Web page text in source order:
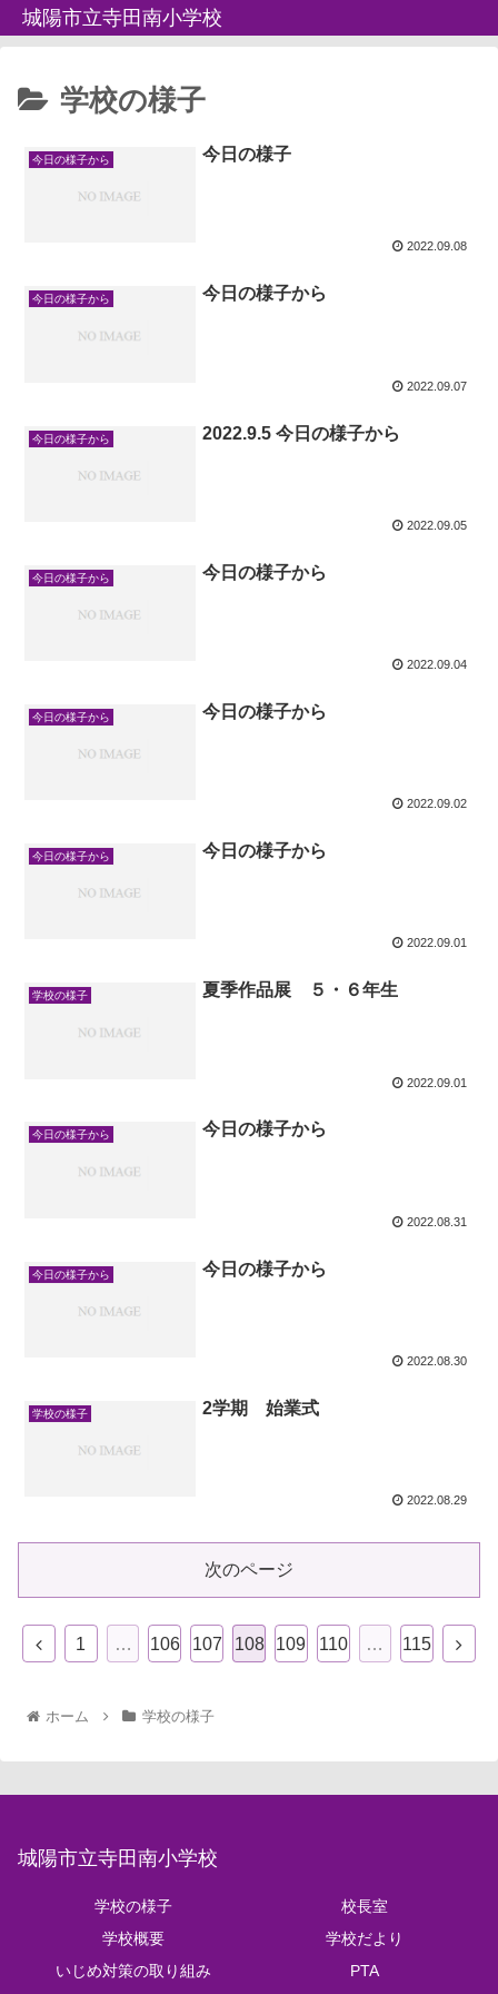
城陽市立寺田南小学校
学校の様子
今日の様子から 今日の様子
2022.09.08
今日の様子から 今日の様子から
2022.09.07
今日の様子から 2022.9.5 今日の様子から
2022.09.05
今日の様子から 今日の様子から
2022.09.04
今日の様子から 今日の様子から
2022.09.02
今日の様子から 今日の様子から
2022.09.01
学校の様子 夏季作品展 ５・６年生
2022.09.01
今日の様子から 今日の様子から
2022.08.31
今日の様子から 今日の様子から
2022.08.30
学校の様子 2学期 始業式
2022.08.29
次のページ
1 … 106 107 108 109 110 … 115
ホーム 学校の様子
城陽市立寺田南小学校
学校の様子
校長室
学校概要
学校だより
いじめ対策の取り組み
PTA